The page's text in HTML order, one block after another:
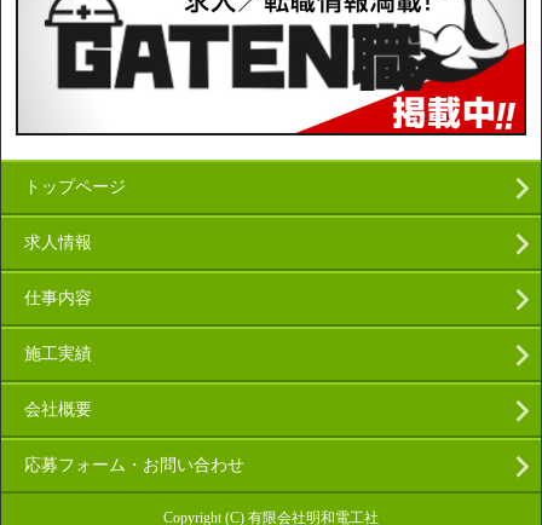
トップページ
求人情報
仕事内容
施工実績
会社概要
応募フォーム・お問い合わせ
Copyright (C) 有限会社明和電工社